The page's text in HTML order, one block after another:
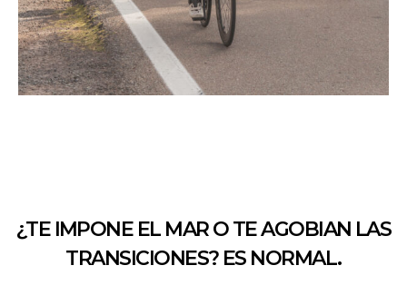
¿TE IMPONE EL MAR O TE AGOBIAN LAS
TRANSICIONES? ES NORMAL.